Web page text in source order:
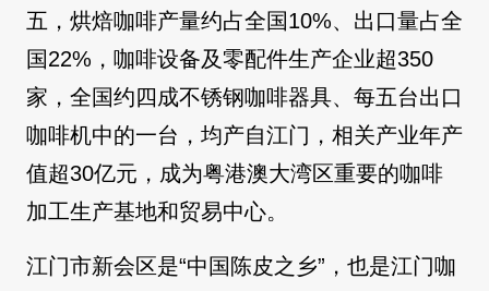
五，烘焙咖啡产量约占全国10%、出口量占全
国22%，咖啡设备及零配件生产企业超350
家，全国约四成不锈钢咖啡器具、每五台出口
咖啡机中的一台，均产自江门，相关产业年产
值超30亿元，成为粤港澳大湾区重要的咖啡
加工生产基地和贸易中心。
江门市新会区是“中国陈皮之乡”，也是江门咖